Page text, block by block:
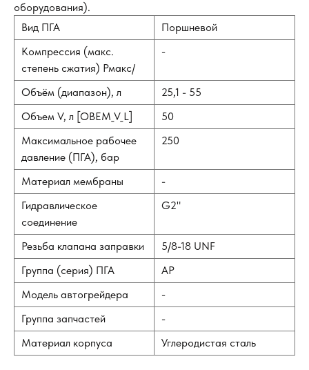
оборудования).
Вид ПГА
Поршневой
Компрессия (макс.
степень сжатия) Рмакс/
-
Объём (диапазон), л
25,1 - 55
Объем V, л [OBEM_V_L]
50
Максимальное рабочее
давление (ПГА), бар
250
Материал мембраны
-
Гидравлическое
соединение
G2"
Резьба клапана заправки
5/8-18 UNF
Группа (серия) ПГА
AP
Модель автогрейдера
-
Группа запчастей
-
Материал корпуса
Углеродистая сталь